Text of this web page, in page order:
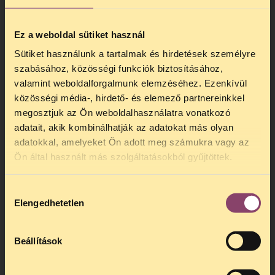
Ez a weboldal sütiket használ
Sütiket használunk a tartalmak és hirdetések személyre
szabásához, közösségi funkciók biztosításához,
valamint weboldalforgalmunk elemzéséhez. Ezenkívül
közösségi média-, hirdető- és elemező partnereinkkel
megosztjuk az Ön weboldalhasználatra vonatkozó
adatait, akik kombinálhatják az adatokat más olyan
adatokkal, amelyeket Ön adott meg számukra vagy az
Ön által használt más szolgáltatásokból gyűjtöttek.
kiválasztása
Elengedhetetlen
Beállítások
mennyiben jelent az iskolaőri jelenlét új
sem egyértelmű, hogy az iskolák már
létező felelősségre vonási rendszerébe
hogyan kapcsolódik az iskolaőr. A
rendőrség alkalmazottai az Alaptörvény és
a rendőrségi törvény szerint is olyan
cselekmények esetén jutnak szerephez,
amelyek sértik vagy veszélyeztetik a
közrendet, a közbiztonságot, az életet, a
testi épséget vagy a vagyonbiztonságot. Az
pedig, hogy az iskolaőrt rendőri
eszköztárral vértezik fel, inkább mutat a
cselekmények jogi útra (szabálysértési
eljárás, büntetőeljárás) terelésének,
megoldásának irányába. Ez viszont
szemben áll a Gyermekjogi Egyezmény